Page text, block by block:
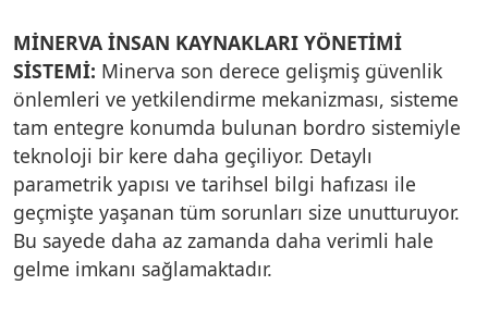
MİNERVA İNSAN KAYNAKLARI YÖNETİMİ
SİSTEMİ: Minerva son derece gelişmiş güvenlik
önlemleri ve yetkilendirme mekanizması, sisteme
tam entegre konumda bulunan bordro sistemiyle
teknoloji bir kere daha geçiliyor. Detaylı
parametrik yapısı ve tarihsel bilgi hafızası ile
geçmişte yaşanan tüm sorunları size unutturuyor.
Bu sayede daha az zamanda daha verimli hale
gelme imkanı sağlamaktadır.